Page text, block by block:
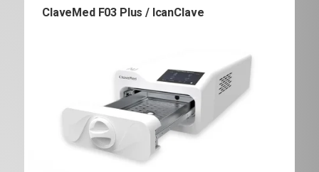
ClaveMed F03 Plus / IcanClave